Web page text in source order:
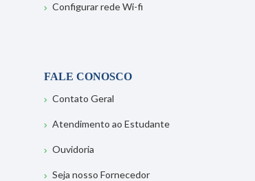
Configurar rede Wi-fi
FALE CONOSCO
Contato Geral
Atendimento ao Estudante
Ouvidoria
Seja nosso Fornecedor